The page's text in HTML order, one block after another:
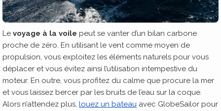
Le voyage à la voile peut se vanter d’un bilan carbone
proche de zéro. En utilisant le vent comme moyen de
propulsion, vous exploitez les éléments naturels pour vous
déplacer et vous évitez ainsi l’utilisation intempestive du
moteur. En outre, vous profitez du calme que procure la mer
et vous laissez bercer par les bruits de l’eau sur la coque.
Alors n’attendez plus, louez un bateau avec GlobeSailor pour